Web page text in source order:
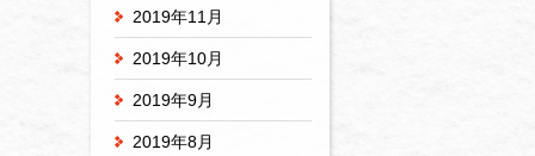
2019年11月
2019年10月
2019年9月
2019年8月